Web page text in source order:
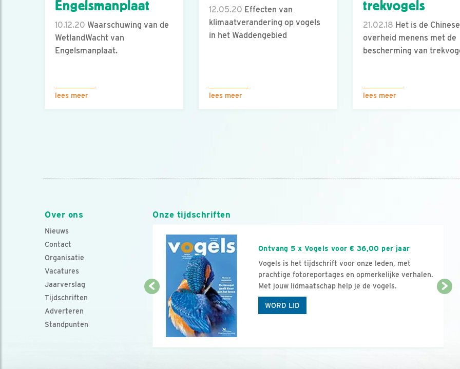
Engelsmanplaat
10.12.20 Waarschuwing van de
WetlandWacht van
Engelsmanplaat.
lees meer
12.05.20 Effecten van
klimaatverandering op vogels
in het Waddengebied
lees meer
trekvogels
21.02.18 Het is de Chinese
overheid menens met de
bescherming van
lees meer
Over ons
Nieuws
Contact
Organisatie
Vacatures
Jaarverslag
Tijdschriften
Adverteren
Standpunten
Onze tijdschriften
Ontvang 5 x Vogels voor € 36,00 per jaar
Vogels is het tijdschrift voor onze leden, met
prachtige fotoreportages en opmerkelijke verhalen.
Met jouw lidmaatschap help je de vogels.
WORD LID